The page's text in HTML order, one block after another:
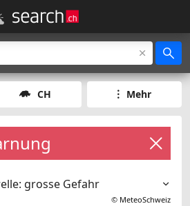
CH Mehr
grosse Gefahr
© MeteoSchweiz